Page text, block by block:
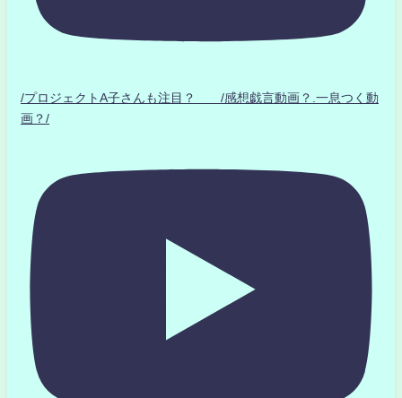
/プロジェクトA子さんも注目？ /感想戯言動画？.一息つく動
画？/